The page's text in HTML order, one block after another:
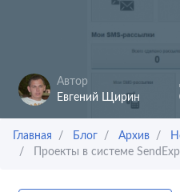
Автор
Евгений Щирин
Главная Блог Архив
Проекты в системе